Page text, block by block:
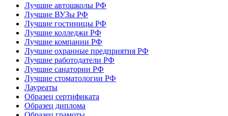
Лучшие автошколы РФ
Лучшие ВУЗы РФ
Лучшие гостиницы РФ
Лучшие колледжи РФ
Лучшие компании РФ
Лучшие охранные предприятия РФ
Лучшие работодатели РФ
Лучшие санатории РФ
Лучшие стоматологии РФ
Лауреаты
Образец сертификата
Образец диплома